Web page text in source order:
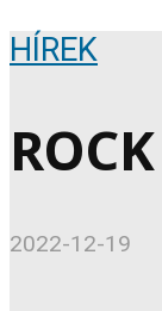
HÍREK
2022-12-19